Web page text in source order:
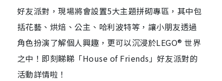
好友派對，現場將會設置5大主題拼砌專區，其中包
括花藝、烘焙、公主、哈利波特等，讓小朋友透過
角色扮演了解個人興趣，更可以沉浸於LEGO® 世界
之中！即刻睇睇「House of Friends」好友派對的
活動詳情啦！